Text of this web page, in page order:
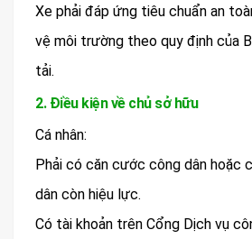
Xe phải đáp ứng tiêu chuẩn an
vệ môi trường theo quy định của
tải.
2. Điều kiện về chủ sở hữu
Cá nhân:
Phải có căn cước công dân hoặc
dân còn hiệu lực.
Có tài khoản trên Cổng Dịch vụ